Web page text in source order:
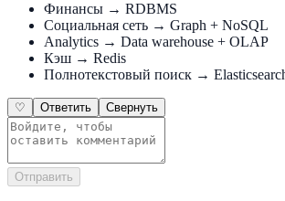
Финансы → RDBMS
Социальная сеть → Graph + NoSQL
Analytics → Data warehouse + OLAP
Кэш → Redis
Полнотекстовый поиск →
♡ Ответить Свернуть
Отправить